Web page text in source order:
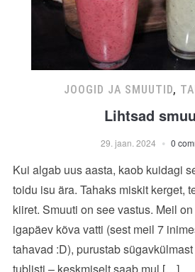
JOOGID JA SMUUTID,
Lihtsad
29. jaan. 2024 0
Kui algab uus aasta, kaob kuidagi
toidu isu ära. Tahaks miskit kerget,
kiiret. Smuuti on see vastus. Meil
igapäev kõva vatti (sest meil 7
tahavad :D), purustab